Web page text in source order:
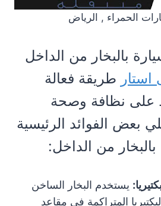
الحمراء , الرياض
بالبخار من الداخل
طريقة فعالة
على نظافة وصحة
بعض الفوائد الرئيسية
من الداخل:
يستخدم البخار الساخن
المتراكمة في مقاعد